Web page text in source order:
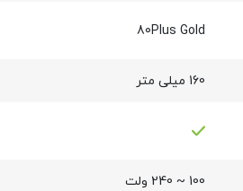
80Plus Gold
160 میلی متر
100 ~ 240 ولت